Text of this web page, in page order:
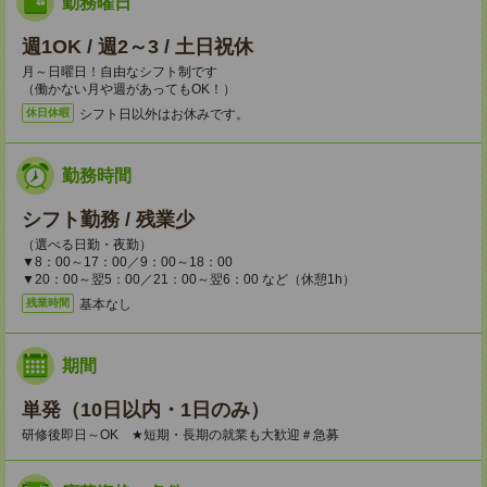
週1OK / 週2～3 / 土日祝休
月～日曜日！自由なシフト制です
（働かない月や週があってもOK！）
休日休暇 シフト日以外はお休みです。
勤務時間
シフト勤務 / 残業少
（選べる日勤・夜勤）
▼8：00～17：00／9：00～18：00
▼20：00～翌5：00／21：00～翌6：00 など（休憩1h）
残業時間 基本なし
期間
単発（10日以内・1日のみ）
研修後即日～OK ★短期・長期の就業も大歓迎＃急募